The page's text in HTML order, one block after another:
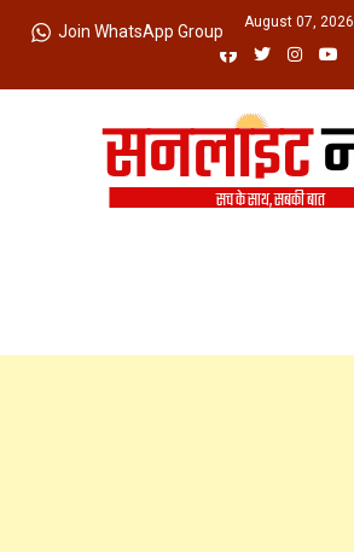
Friday, August 07, 2026
Join WhatsApp Group